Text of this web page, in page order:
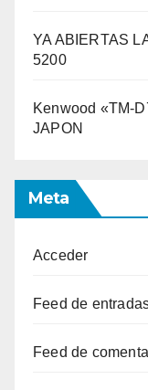
YA ABIERTAS
5200
Kenwood «TM-
JAPON
Meta
Acceder
Feed de
Feed de